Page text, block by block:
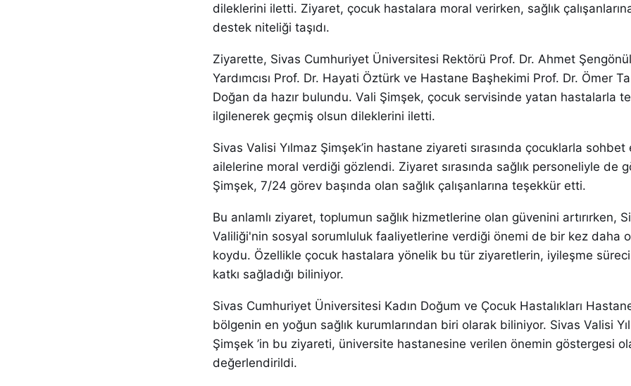
dileklerini iletti. Ziyaret, çocuk hastalara moral verirken, sağlık
destek niteliği taşıdı.
Ziyarette, Sivas Cumhuriyet Üniversitesi Rektörü Prof. Dr. Ahmet
Yardımcısı Prof. Dr. Hayati Öztürk ve Hastane Başhekimi Prof. Dr. Ömer
Doğan da hazır bulundu. Vali Şimşek, çocuk servisinde yatan hastalarla
ilgilenerek geçmiş olsun dileklerini iletti.
Sivas Valisi Yılmaz Şimşek’in hastane ziyareti sırasında çocuklarla
ailelerine moral verdiği gözlendi. Ziyaret sırasında sağlık personeliyle de
Şimşek, 7/24 görev başında olan sağlık çalışanlarına teşekkür etti.
Bu anlamlı ziyaret, toplumun sağlık hizmetlerine olan güvenini artırırken,
Valiliği'nin sosyal sorumluluk faaliyetlerine verdiği önemi de bir kez daha
koydu. Özellikle çocuk hastalara yönelik bu tür ziyaretlerin, iyileşme
katkı sağladığı biliniyor.
Sivas Cumhuriyet Üniversitesi Kadın Doğum ve Çocuk Hastalıkları
bölgenin en yoğun sağlık kurumlarından biri olarak biliniyor. Sivas Valisi
Şimşek ’in bu ziyareti, üniversite hastanesine verilen önemin göstergesi
değerlendirildi.